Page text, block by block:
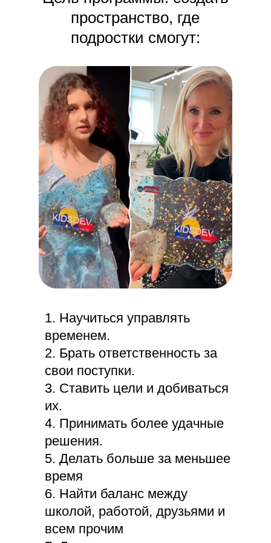
пространство, где
подростки смогут:
1. Научиться управлять
временем.
2. Брать ответственность за
свои поступки.
3. Ставить цели и добиваться
их.
4. Принимать более удачные
решения.
5. Делать больше за меньшее
время
6. Найти баланс между
школой, работой, друзьями и
всем прочим